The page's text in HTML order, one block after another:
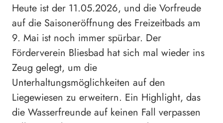
Heute ist der 11.05.2026, und die Vorfreude
auf die Saisoneröffnung des Freizeitbads am
9. Mai ist noch immer spürbar. Der
Förderverein Bliesbad hat sich mal wieder ins
Zeug gelegt, um die
Unterhaltungsmöglichkeiten auf den
Liegewiesen zu erweitern. Ein Highlight, das
die Wasserfreunde auf keinen Fall verpassen